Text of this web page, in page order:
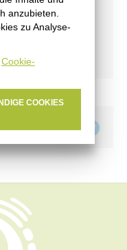
anzubieten.
zu Analyse-
Cookie-
COOKIES